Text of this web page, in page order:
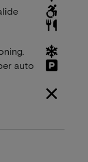
auto